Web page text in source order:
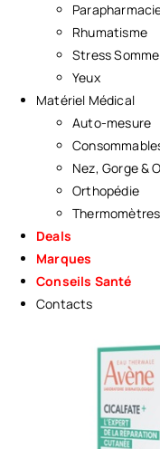
Rhumatisme
Stress
Yeux
Matériel Médical
Auto-mesure
Nez, Gorge &
Orthopédie
Thermomètres
Deals
Marques
Conseils Santé
Contacts